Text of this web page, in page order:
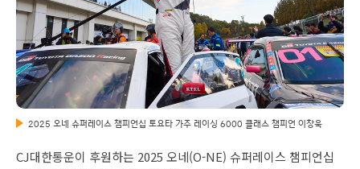
2025 오네 슈퍼레이스 챔피언십 토요타 가주 레이싱 6000 클래스 챔피언 이창욱
CJ대한통운이 후원하는 2025 오네(O-NE) 슈퍼레이스 챔피언십